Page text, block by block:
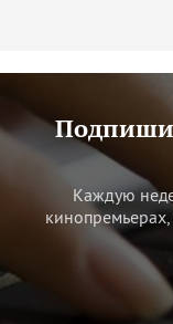
Каждую
кинопремьерах,